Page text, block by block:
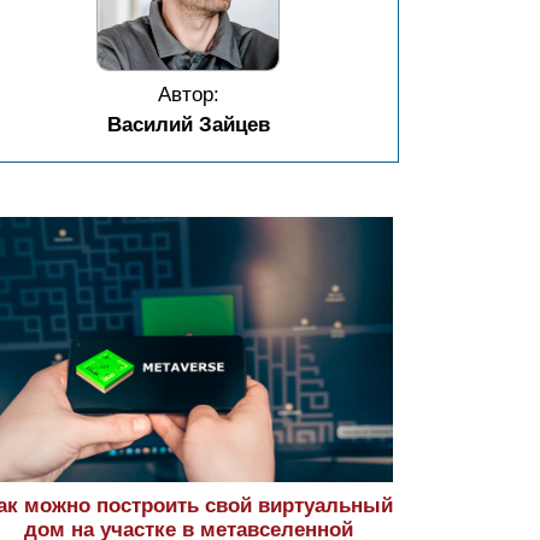
Автор:
Василий Зайцев
можно построить свой виртуальный
дом на участке в метавселенной